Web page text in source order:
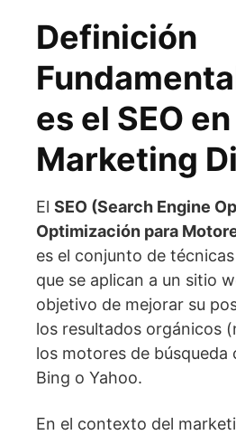
Definición
es el SEO
Marketing
El SEO (Search Engine
Optimización para
es el conjunto de
que se aplican a un sitio
objetivo de mejorar su
los resultados orgánicos
los motores de búsqueda
Bing o Yahoo.
En el contexto del